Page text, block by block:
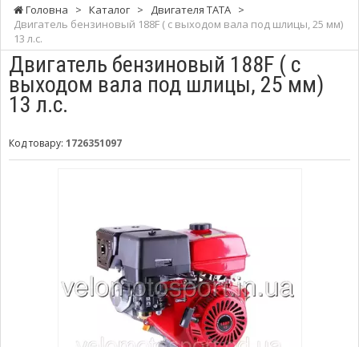
Головна > Каталог > Двигателя ТАТА >
Двигатель бензиновый 188F ( с выходом вала под шлицы, 25 мм)
13 л.с.
Двигатель бензиновый 188F ( с
выходом вала под шлицы, 25 мм)
13 л.с.
Код товару: 1726351097